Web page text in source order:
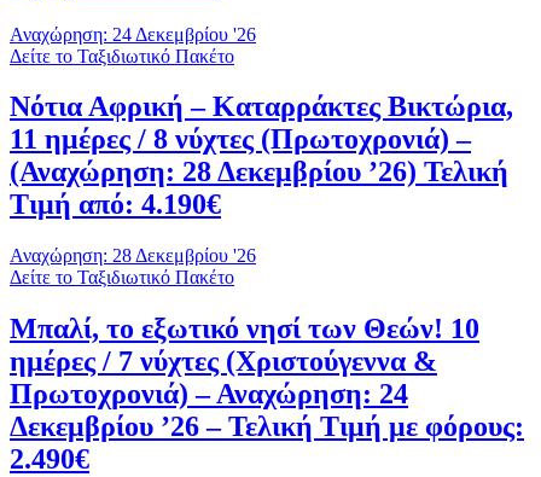
Αναχώρηση: 24 Δεκεμβρίου '26
Δείτε το Ταξιδιωτικό Πακέτο
Νότια Αφρική – Καταρράκτες Βικτώρια,
11 ημέρες / 8 νύχτες (Πρωτοχρονιά) –
(Αναχώρηση: 28 Δεκεμβρίου ’26) Τελική
Τιμή από: 4.190€
Αναχώρηση: 28 Δεκεμβρίου '26
Δείτε το Ταξιδιωτικό Πακέτο
Μπαλί, το εξωτικό νησί των Θεών! 10
ημέρες / 7 νύχτες (Χριστούγεννα &
Πρωτοχρονιά) – Αναχώρηση: 24
Δεκεμβρίου ’26 – Τελική Τιμή με φόρους:
2.490€